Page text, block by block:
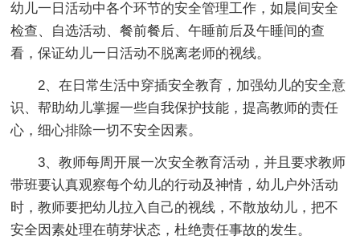
幼儿一日活动中各个环节的安全管理工作，如晨间安全
检查、自选活动、餐前餐后、午睡前后及午睡间的查
看，保证幼儿一日活动不脱离老师的视线。
2、在日常生活中穿插安全教育，加强幼儿的安全意
识、帮助幼儿掌握一些自我保护技能，提高教师的责任
心，细心排除一切不安全因素。
3、教师每周开展一次安全教育活动，并且要求教师
带班要认真观察每个幼儿的行动及神情，幼儿户外活动
时，教师要把幼儿拉入自己的视线，不散放幼儿，把不
安全因素处理在萌芽状态，杜绝责任事故的发生。